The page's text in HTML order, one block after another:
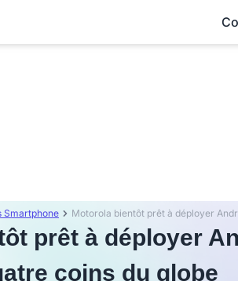
Smartphone
prêt à déployer
coins du globe